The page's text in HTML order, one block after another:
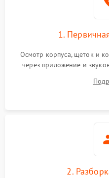
1.
Осмотр корпуса, щеток и
через приложение и
аккумулятора и
Оценка работы лидара,
2.